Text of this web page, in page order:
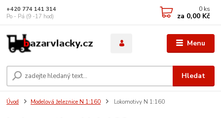
Menu
Hledat
+420 774 141 314
Po - Pá (9 -17 hod)
0 ks
za 0,00 Kč
Úvod Modelová železnice N 1:160 Lokomotivy N 1:160